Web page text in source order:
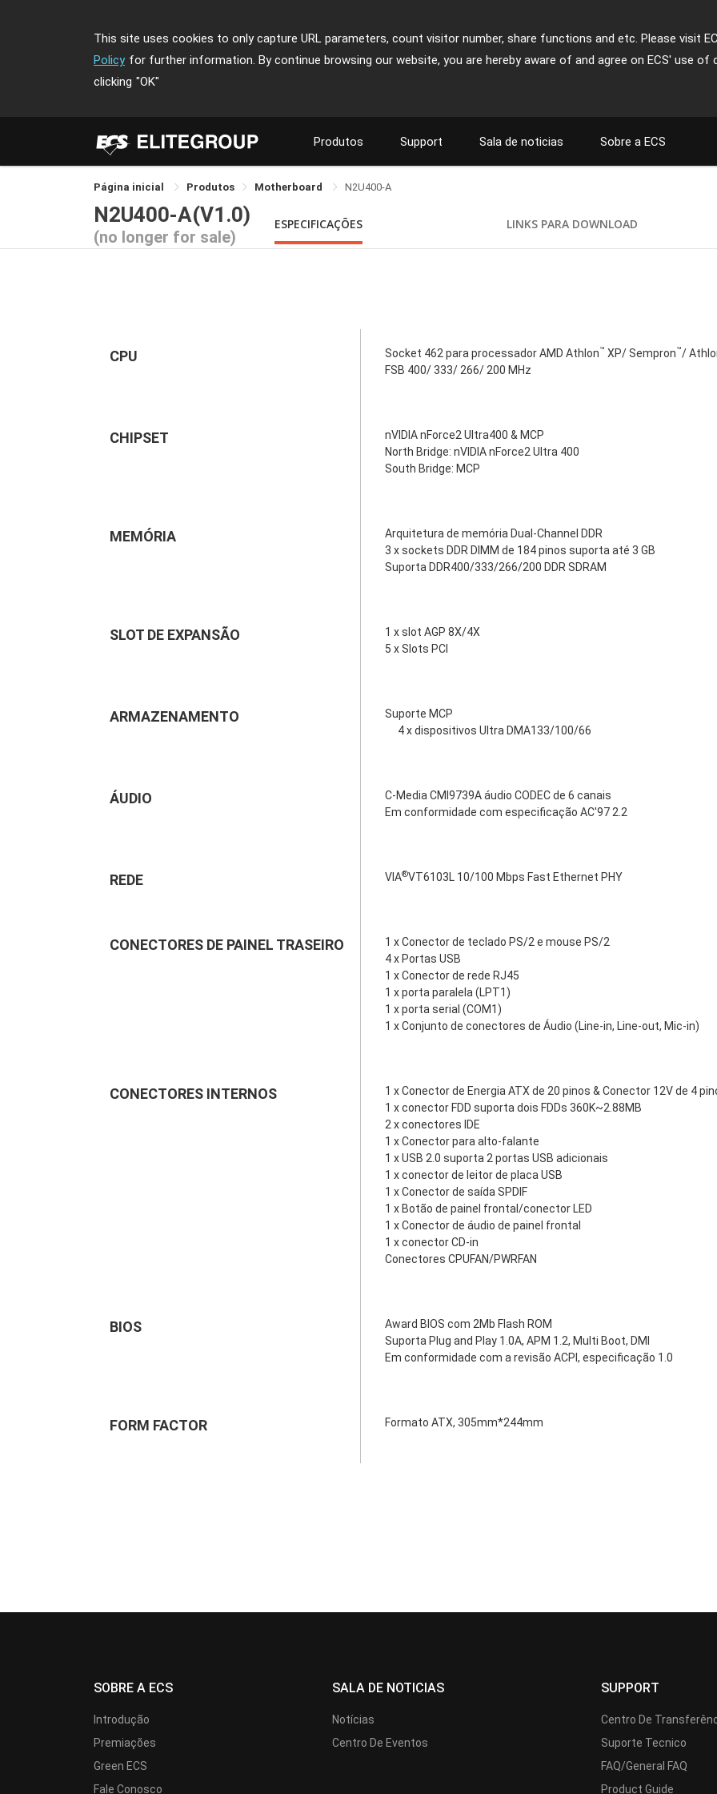
This site uses cookies to only capture URL parameters, count visitor number, share functions and etc. Please visit
Policy for further information. By continue browsing our website, you are hereby aware of and agree on ECS' use of
clicking "OK"
Produtos Support Sala de noticias Sobre a ECS
Página inicial Produtos Motherboard N2U400-A
N2U400-A(V1.0)
(no longer for sale)
ESPECIFICAÇÕES LINKS PARA DOWNLOAD
CPU Socket 462 para processador AMD Athlon™ XP/ Sempron™/
FSB 400/ 333/ 266/ 200 MHz
CHIPSET
nVIDIA nForce2 Ultra400 & MCP
North Bridge: nVIDIA nForce2 Ultra 400
South Bridge: MCP
MEMÓRIA
Arquitetura de memória Dual-Channel DDR
3 x sockets DDR DIMM de 184 pinos suporta até 3 GB
Suporta DDR400/333/266/200 DDR SDRAM
SLOT DE EXPANSÃO
1 x slot AGP 8X/4X
5 x Slots PCI
ARMAZENAMENTO
Suporte MCP
4 x dispositivos Ultra DMA133/100/66
ÁUDIO
C-Media CMI9739A áudio CODEC de 6 canais
Em conformidade com especificação AC'97 2.2
REDE VIA®VT6103L 10/100 Mbps Fast Ethernet PHY
CONECTORES DE PAINEL TRASEIRO
1 x Conector de teclado PS/2 e mouse PS/2
4 x Portas USB
1 x Conector de rede RJ45
1 x porta paralela (LPT1)
1 x porta serial (COM1)
1 x Conjunto de conectores de Áudio (Line-in, Line-out, Mic-in)
CONECTORES INTERNOS
1 x Conector de Energia ATX de 20 pinos & Conector 12V de 4
1 x conector FDD suporta dois FDDs 360K~2.88MB
2 x conectores IDE
1 x Conector para alto-falante
1 x USB 2.0 suporta 2 portas USB adicionais
1 x conector de leitor de placa USB
1 x Conector de saída SPDIF
1 x Botão de painel frontal/conector LED
1 x Conector de áudio de painel frontal
1 x conector CD-in
Conectores CPUFAN/PWRFAN
BIOS
Award BIOS com 2Mb Flash ROM
Suporta Plug and Play 1.0A, APM 1.2, Multi Boot, DMI
Em conformidade com a revisão ACPI, especificação 1.0
FORM FACTOR Formato ATX, 305mm*244mm
SOBRE A ECS
Introdução
Premiações
Green ECS
Fale Conosco
SALA DE NOTICIAS
Notícias
Centro De Eventos
SUPPORT
Centro De
Suporte Tecnico
FAQ/General FAQ
Product Guide